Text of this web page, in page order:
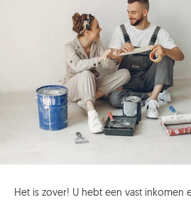
Het is zover! U hebt een vast inkomen